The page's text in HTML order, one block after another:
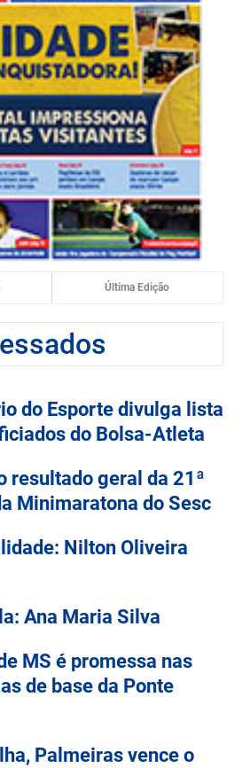
Última Edição
do Esporte divulga lista
do Bolsa-Atleta
resultado geral da 21ª
Minimaratona do Sesc
Nilton Oliveira
Ana Maria Silva
MS é promessa nas
de base da Ponte
Palmeiras vence o